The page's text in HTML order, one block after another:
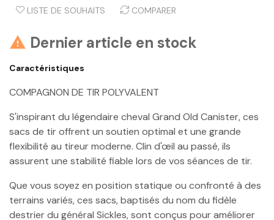
LISTE DE SOUHAITS COMPARER
 Dernier article en stock
Caractéristiques
COMPAGNON DE TIR POLYVALENT
S'inspirant du légendaire cheval Grand Old Canister, ces
sacs de tir offrent un soutien optimal et une grande
flexibilité au tireur moderne. Clin d'œil au passé, ils
assurent une stabilité fiable lors de vos séances de tir.
Que vous soyez en position statique ou confronté à des
terrains variés, ces sacs, baptisés du nom du fidèle
destrier du général Sickles, sont conçus pour améliorer